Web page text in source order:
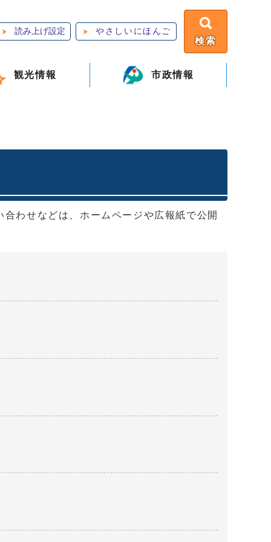
読み上げ設定 やさしいにほんご
検索
観光情報 市政情報
わせなどは、ホームページや広報紙で公開